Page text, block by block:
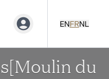
ENFRNL
du